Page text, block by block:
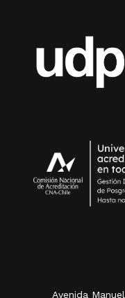
Avenida